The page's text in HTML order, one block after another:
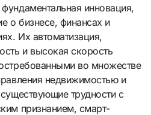
инновация,
о бизнесе, финансах и
Их автоматизация,
и высокая скорость
во множестве
недвижимостью и
трудности с
признанием, смарт-